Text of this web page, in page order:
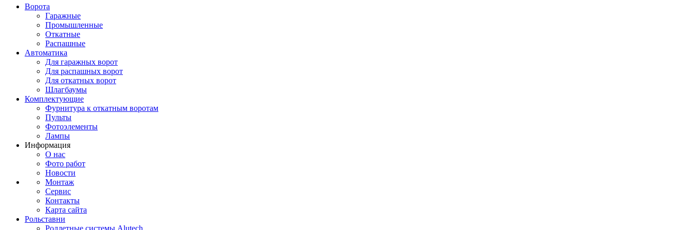
Ворота
Гаражные
Промышленные
Откатные
Распашные
Автоматика
Для гаражных ворот
Для распашных ворот
Для откатных ворот
Шлагбаумы
Комплектующие
Фурнитура к откатным воротам
Пульты
Фотоэлементы
Лампы
Информация
О нас
Фото работ
Новости
Монтаж
Сервис
Контакты
Карта сайта
Рольставни
Роллетные системы Alutech